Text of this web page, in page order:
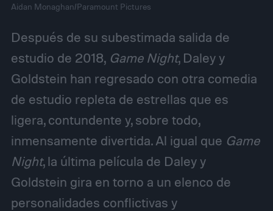
Aidan Monaghan/Paramount Pictures
Después de su subestimada salida de
estudio de 2018, Game Night, Daley y
Goldstein han regresado con otra comedia
de estudio repleta de estrellas que es
ligera, contundente y, sobre todo,
inmensamente divertida. Al igual que Game
Night, la última película de Daley y
Goldstein gira en torno a un elenco de
personalidades conflictivas y